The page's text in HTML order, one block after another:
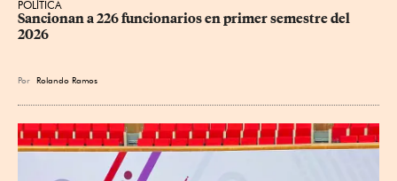
POLÍTICA
Sancionan a 226 funcionarios en primer semestre del
2026
Por Rolando Ramos